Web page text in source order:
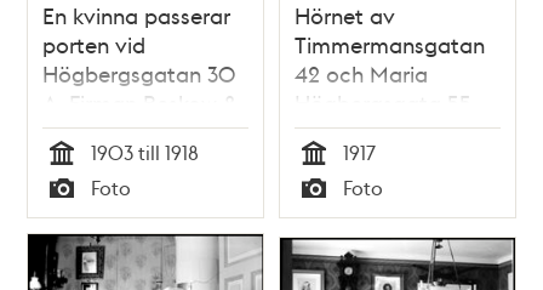
En kvinna passerar
porten vid
Högbergsgatan 30
A. Firman Beskow &
Co, gas och
vattenledningar, har
skyltar på fasaden
Tid
1903 till 1918
Typ
Foto
Hörnet av
Timmermansgatan
42 och Maria
Högbergsgata 55-
57. Nuvarande
Högbergsgatan 89.
Dåvarande kv.
Bergsgruvan Större,
nu kv. Postbonden
Tid
1917
Typ
Foto